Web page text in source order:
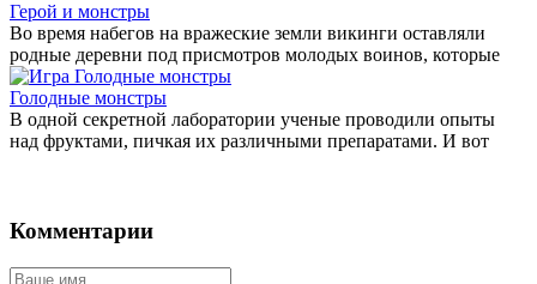
Герой и монстры
Во время набегов на вражеские земли викинги оставляли
родные деревни под присмотров молодых воинов, которые
Голодные монстры
В одной секретной лаборатории ученые проводили опыты
над фруктами, пичкая их различными препаратами. И вот
Комментарии